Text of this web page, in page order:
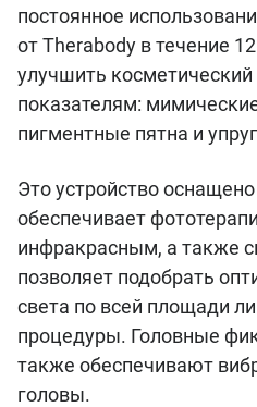
постоянное
от Therabody в течение
улучшить
показателям:
пигментные пятна и
Это устройство
обеспечивает
инфракрасным, а также
позволяет подобрать
света по всей площади
процедуры. Головные
также обеспечивают
головы.